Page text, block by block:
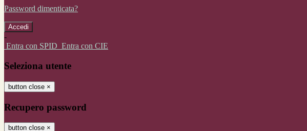
Password dimenticata?
-
Entra con SPID Entra con CIE
Seleziona utente
button close ×
Recupero password
button close ×